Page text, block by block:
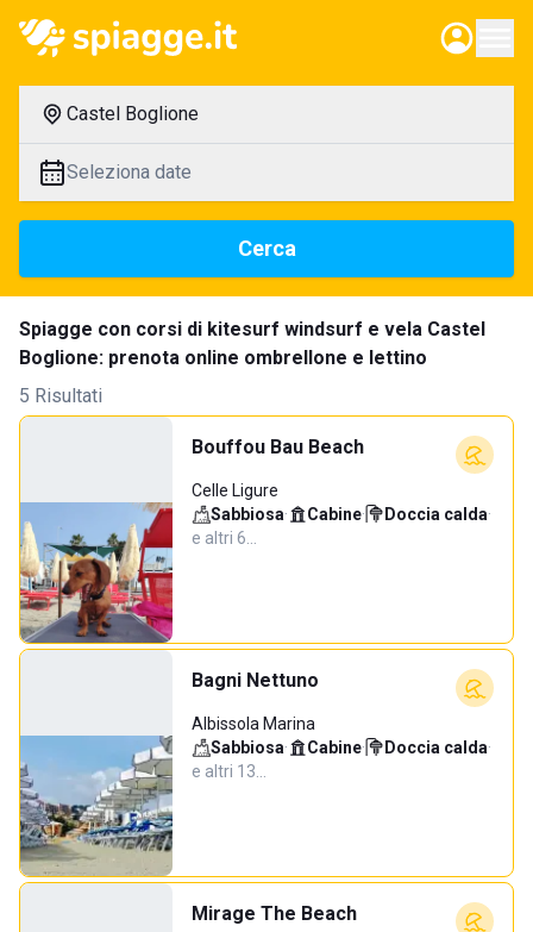
Castel Boglione
Seleziona date
Cerca
Spiagge con corsi di kitesurf windsurf e vela Castel
Boglione: prenota online ombrellone e lettino
5 Risultati
Bouffou Bau Beach
Celle Ligure
Sabbiosa· Cabine· Doccia calda·
e altri 6…
Bagni Nettuno
Albissola Marina
Sabbiosa· Cabine· Doccia calda·
e altri 13…
Mirage The Beach